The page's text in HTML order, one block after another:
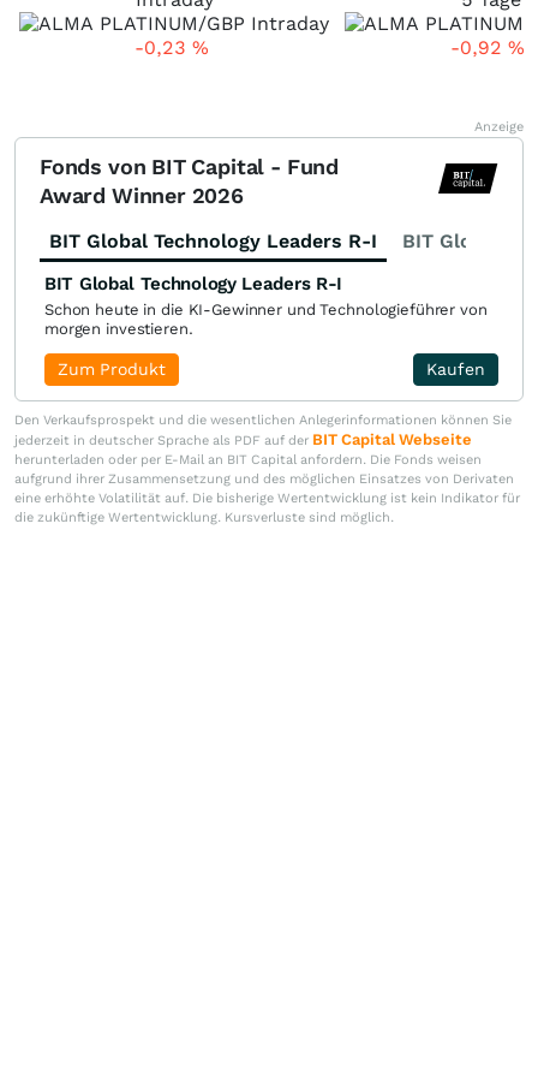
-0,23 % -0,92 %
Anzeige
Fonds von BIT Capital - Fund
Award Winner 2026
BIT Global Technology Leaders R-I BIT Global
BIT Global Technology Leaders R-I
Schon heute in die KI-Gewinner und Technologieführer von
morgen investieren.
Kaufen
Zum Produkt
Den Verkaufsprospekt und die wesentlichen Anlegerinformationen können Sie
jederzeit in deutscher Sprache als PDF auf der BIT Capital Webseite
herunterladen oder per E-Mail an BIT Capital anfordern. Die Fonds weisen
aufgrund ihrer Zusammensetzung und des möglichen Einsatzes von Derivaten
eine erhöhte Volatilität auf. Die bisherige Wertentwicklung ist kein Indikator für
die zukünftige Wertentwicklung. Kursverluste sind möglich.